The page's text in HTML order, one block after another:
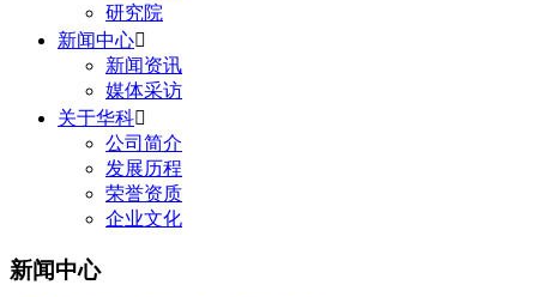
研究院
新闻中心
新闻资讯
媒体采访
关于华科
公司简介
发展历程
荣誉资质
企业文化
新闻中心